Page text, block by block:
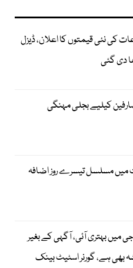
کی نئی قیمتوں کا اعلان، ڈیزل
دی گئی
کیلیے بجلی مہنگی
مسلسل تیسرے روز اضافہ
میں بہتری آئی، آگہی کے بغیر
بھی ہے، گورنر اسٹیٹ بینک